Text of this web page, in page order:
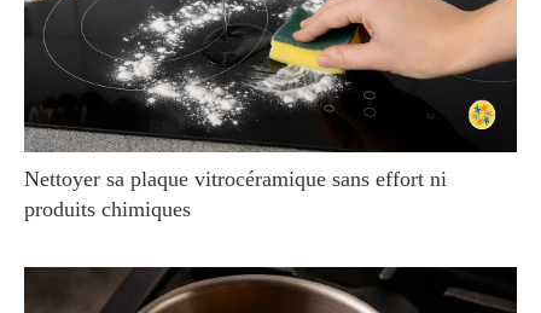
Nettoyer sa plaque vitrocéramique sans effort ni
produits chimiques